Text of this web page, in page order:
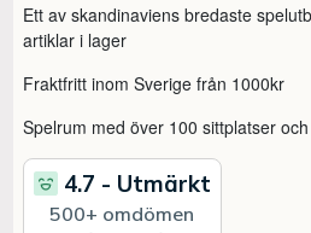
Ett av skandinaviens bredaste
artiklar i lager
Fraktfritt inom Sverige från 1000kr
Spelrum med över 100 sittplatser